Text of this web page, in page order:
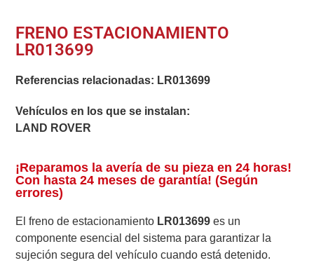
FRENO ESTACIONAMIENTO
LR013699
Referencias relacionadas: LR013699
Vehículos en los que se instalan:
LAND ROVER
¡Reparamos la avería de su pieza en 24 horas!
Con hasta 24 meses de garantía! (Según
errores)
El freno de estacionamiento LR013699 es un
componente esencial del sistema para garantizar la
sujeción segura del vehículo cuando está detenido.